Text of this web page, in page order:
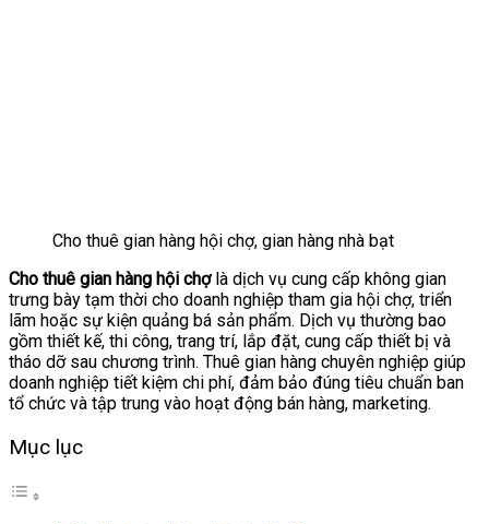
Cho thuê gian hàng hội chợ, gian hàng nhà bạt
Cho thuê gian hàng hội chợlà dịch vụ cung cấp không gian
trưng bày tạm thời cho doanh nghiệp tham gia hội chợ, triển
lãm hoặc sự kiện quảng bá sản phẩm. Dịch vụ thường bao
gồm thiết kế, thi công, trang trí, lắp đặt, cung cấp thiết bị và
tháo dỡ sau chương trình. Thuê gian hàng chuyên nghiệp giúp
doanh nghiệp tiết kiệm chi phí, đảm bảo đúng tiêu chuẩn ban
tổ chức và tập trung vào hoạt động bán hàng, marketing.
Mục lục